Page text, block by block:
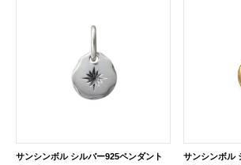
サンシンボル シルバー925ペンダント
サンシンボル